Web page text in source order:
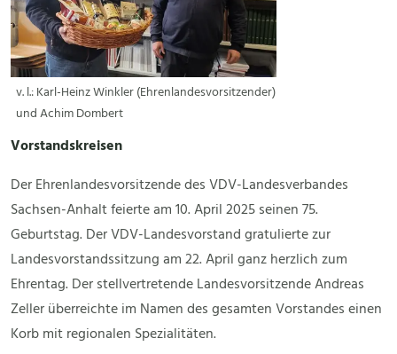
v. l.: Karl-Heinz Winkler (Ehrenlandesvorsitzender)
und Achim Dombert
Vorstandskreisen
Der Ehrenlandesvorsitzende des VDV-Landesverbandes
Sachsen-Anhalt feierte am 10. April 2025 seinen 75.
Geburtstag. Der VDV-Landesvorstand gratulierte zur
Landesvorstandssitzung am 22. April ganz herzlich zum
Ehrentag. Der stellvertretende Landesvorsitzende Andreas
Zeller überreichte im Namen des gesamten Vorstandes einen
Korb mit regionalen Spezialitäten.